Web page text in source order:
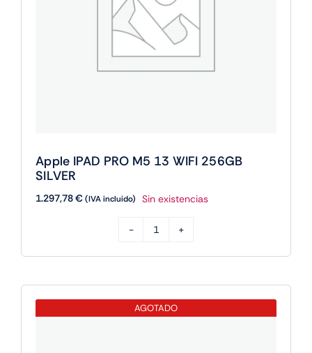
Apple IPAD PRO M5 13 WIFI 256GB
SILVER
1.297,78€(IVA incluido) Sin existencias
IPAD
13
AGOTADO